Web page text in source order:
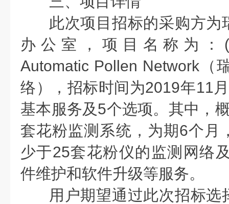
此次项目招标的采购方为
办公室，项目名称为：
Automatic Pollen Network（
络），招标时间为2019年11
基本服务及5个选项。其中，
套花粉监测系统，为期6个月
少于25套花粉仪的监测网络
件维护和软件升级等服务。
用户期望通过此次招标选